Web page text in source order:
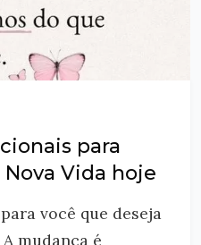
para
Vida hoje
você que deseja
mudança é